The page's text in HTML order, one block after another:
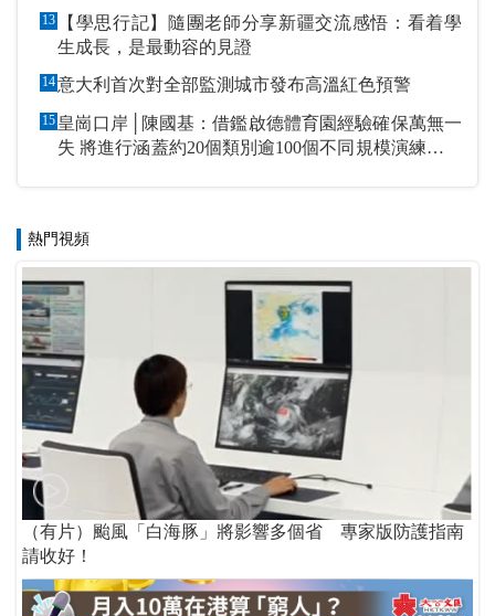
13
【學思行記】隨團老師分享新疆交流感悟：看着學
生成長，是最動容的見證
14意大利首次對全部監測城市發布高溫紅色預警
15 皇崗口岸│陳國基：借鑑啟德體育園經驗確保萬無一
失 將進行涵蓋約20個類別逾100個不同規模演練和測
熱門視頻
（有片）颱風「白海豚」將影響多個省 專家版防護指南
請收好！